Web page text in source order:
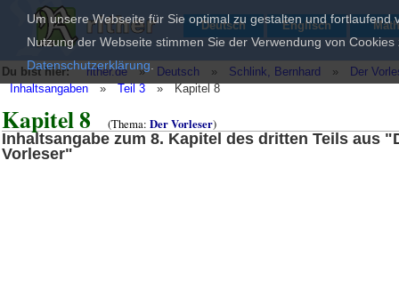
Deutsch Englisch
Du bist hier: rither.de » Deutsch » Schlink, Bernhard »
Der
Inhaltsangaben
» Teil 3 » Kapitel 8
Kapitel 8 (Thema: Der Vorleser)
Inhaltsangabe zum 8. Kapitel des dritten Teils aus
Vorleser"
Um unsere Webseite für Sie optimal zu gestalten und
Nutzung der Webseite stimmen Sie der Verwendung von
Datenschutzerklärung.